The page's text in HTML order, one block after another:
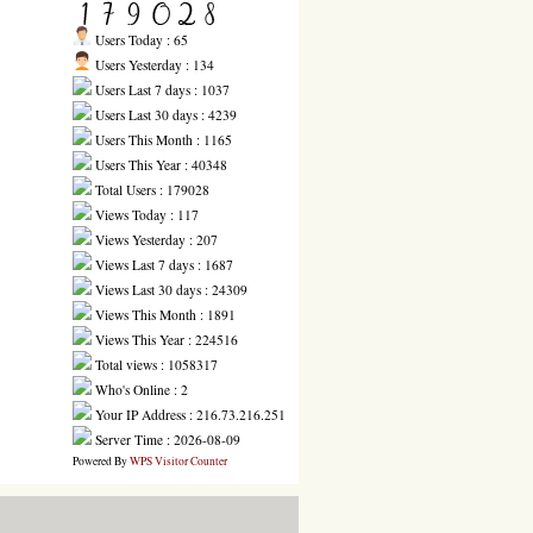
Users Today : 65
Users Yesterday : 134
Users Last 7 days : 1037
Users Last 30 days : 4239
Users This Month : 1165
Users This Year : 40348
Total Users : 179028
Views Today : 117
Views Yesterday : 207
Views Last 7 days : 1687
Views Last 30 days : 24309
Views This Month : 1891
Views This Year : 224516
Total views : 1058317
Who's Online : 2
Your IP Address : 216.73.216.251
Server Time : 2026-08-09
Powered ByWPS Visitor Counter